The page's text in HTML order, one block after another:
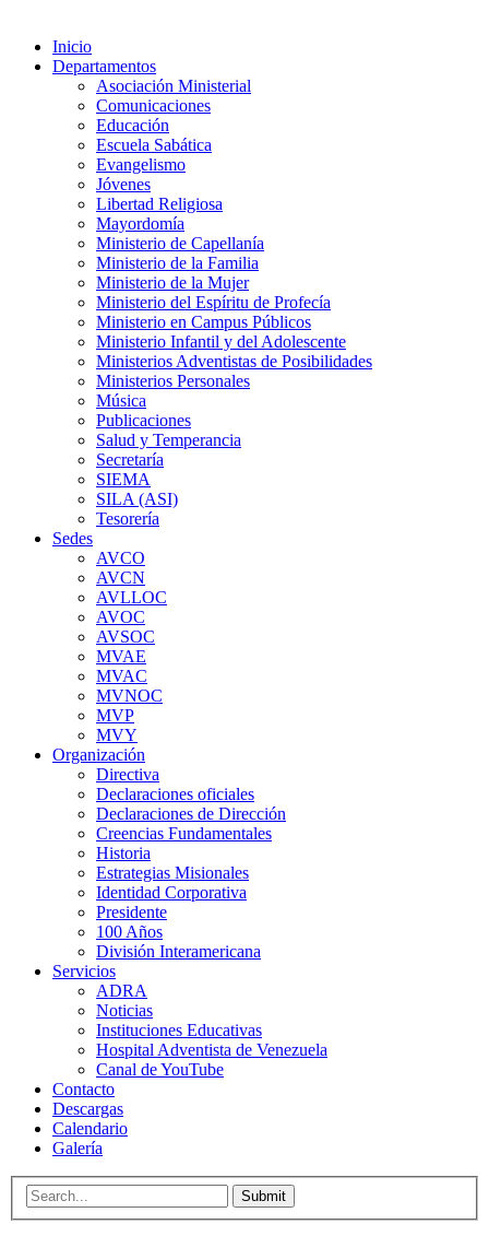
Inicio
Departamentos
Asociación Ministerial
Comunicaciones
Educación
Escuela Sabática
Evangelismo
Jóvenes
Libertad Religiosa
Mayordomía
Ministerio de Capellanía
Ministerio de la Familia
Ministerio de la Mujer
Ministerio del Espíritu de Profecía
Ministerio en Campus Públicos
Ministerio Infantil y del Adolescente
Ministerios Adventistas de Posibilidades
Ministerios Personales
Música
Publicaciones
Salud y Temperancia
Secretaría
SIEMA
SILA (ASI)
Tesorería
Sedes
AVCO
AVCN
AVLLOC
AVOC
AVSOC
MVAE
MVAC
MVNOC
MVP
MVY
Organización
Directiva
Declaraciones oficiales
Declaraciones de Dirección
Creencias Fundamentales
Historia
Estrategias Misionales
Identidad Corporativa
Presidente
100 Años
División Interamericana
Servicios
ADRA
Noticias
Instituciones Educativas
Hospital Adventista de Venezuela
Canal de YouTube
Contacto
Descargas
Calendario
Galería
Submit